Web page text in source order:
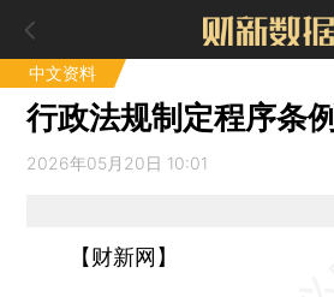
中文资料
行政法规制定程序条例
2026年05月20日 10:01
【财新网】